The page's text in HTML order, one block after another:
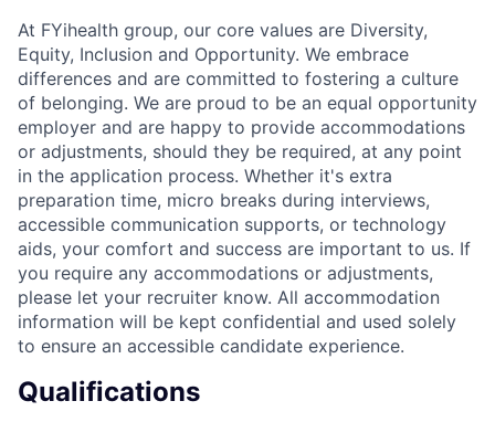
At FYihealth group, our core values are Diversity,
Equity, Inclusion and Opportunity. We embrace
differences and are committed to fostering a culture
of belonging. We are proud to be an equal opportunity
employer and are happy to provide accommodations
or adjustments, should they be required, at any point
in the application process. Whether it's extra
preparation time, micro breaks during interviews,
accessible communication supports, or technology
aids, your comfort and success are important to us. If
you require any accommodations or adjustments,
please let your recruiter know. All accommodation
information will be kept confidential and used solely
to ensure an accessible candidate experience.
Qualifications